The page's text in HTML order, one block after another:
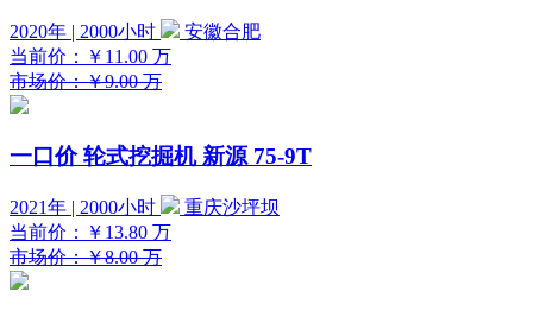
2020年 | 2000小时
安徽合肥
当前价：
￥11.00 万
市场价：￥9.00 万
一口价 轮式挖掘机 新源 75-9T
2021年 | 2000小时
重庆沙坪坝
当前价：
￥13.80 万
市场价：￥8.00 万